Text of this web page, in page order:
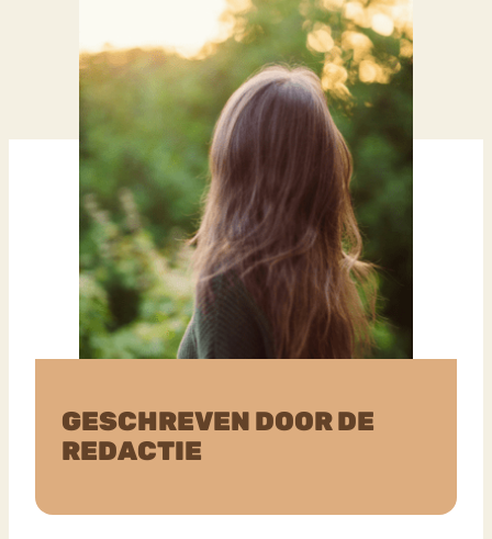
GESCHREVEN DOOR DE
REDACTIE